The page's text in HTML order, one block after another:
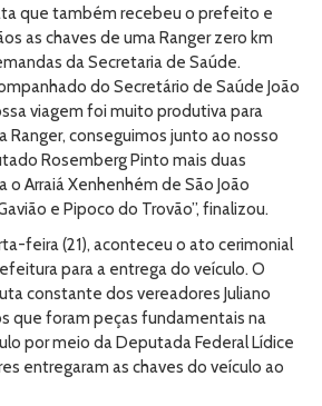
que também recebeu o prefeito e
as chaves de uma Ranger zero km
da Secretaria de Saúde.
do Secretário de Saúde João
viagem foi muito produtiva para
Ranger, conseguimos junto ao nosso
Rosemberg Pinto mais duas
o Arraiá Xenhenhém de São João
e Pipoco do Trovão”, finalizou.
feira (21), aconteceu o ato cerimonial
para a entrega do veículo. O
constante dos vereadores Juliano
que foram peças fundamentais na
por meio da Deputada Federal Lídice
entregaram as chaves do veículo ao